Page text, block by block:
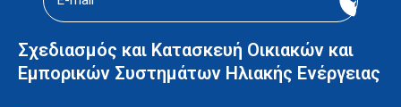
Σχεδιασμός και Κατασκευή Οικιακών και
Εμπορικών Συστημάτων Ηλιακής Ενέργειας